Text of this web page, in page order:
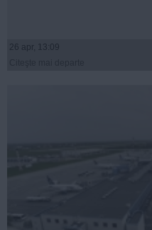
26 apr, 13:09